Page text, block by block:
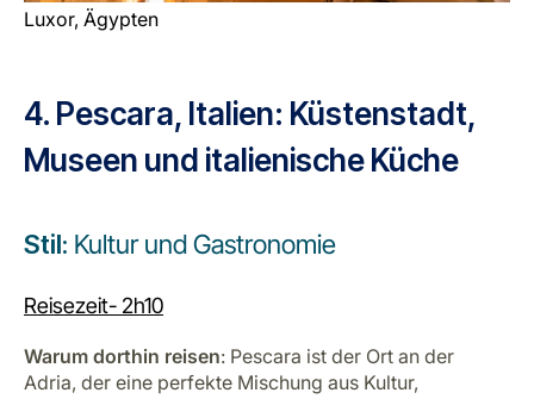
Luxor, Ägypten
4. Pescara, Italien: Küstenstadt,
Museen und italienische Küche
Stil: Kultur und Gastronomie
Reisezeit- 2h10
Warum dorthin reisen: Pescara ist der Ort an der
Adria, der eine perfekte Mischung aus Kultur,